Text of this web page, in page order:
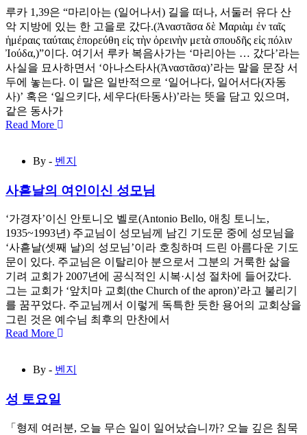
루카 1,39은 “마리아는 (일어나서) 길을 떠나, 서둘러 유다 산
악 지방에 있는 한 고을로 갔다.(Ἀναστᾶσα δὲ Μαριὰμ ἐν ταῖς
ἡμέραις ταύταις ἐπορεύθη εἰς τὴν ὀρεινὴν μετὰ σπουδῆς εἰς πόλιν
Ἰούδα,)”이다. 여기서 루카 복음사가는 ‘마리아는 … 갔다’라는
사실을 묘사하면서 ‘아나스타사(Ἀναστᾶσα)’라는 말을 문장 서
두에 놓는다. 이 말은 일반적으로 ‘일어나다, 일어서다(자동
사)’ 혹은 ‘일으키다, 세우다(타동사)’라는 뜻을 담고 있으며,
같은 동사가
Read More
By - 벤지
사흗날의 여인이신 성모님
‘가경자’이신 안토니오 벨로(Antonio Bello, 애칭 토니노,
1935~1993년) 주교님이 성모님께 남긴 기도문 중에 성모님을
‘사흗날(셋째 날)의 성모님’이라 호칭하며 드린 아름다운 기도
문이 있다. 주교님은 이탈리아 분으로서 그분의 거룩한 삶을
기려 교회가 2007년에 공식적인 시복·시성 절차에 들어갔다.
그는 교회가 ‘앞치마 교회(the Church of the apron)’라고 불리기
를 꿈꾸었다. 주교님께서 이렇게 독특한 듯한 용어의 교회상을
그린 것은 예수님 최후의 만찬에서
Read More
By - 벤지
성 토요일
「형제 여러분, 오늘 무슨 일이 일어났습니까? 오늘 깊은 침묵